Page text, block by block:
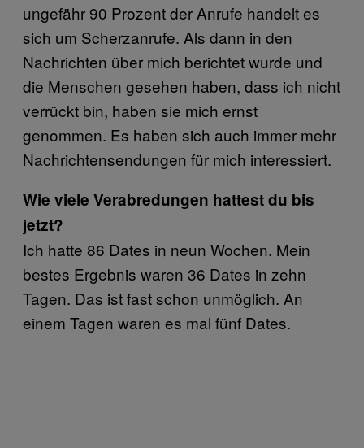
ungefähr 90 Prozent der Anrufe handelt es
sich um Scherzanrufe. Als dann in den
Nachrichten über mich berichtet wurde und
die Menschen gesehen haben, dass ich nicht
verrückt bin, haben sie mich ernst
genommen. Es haben sich auch immer mehr
Nachrichtensendungen für mich interessiert.
Wie viele Verabredungen hattest du bis
jetzt?
Ich hatte 86 Dates in neun Wochen. Mein
bestes Ergebnis waren 36 Dates in zehn
Tagen. Das ist fast schon unmöglich. An
einem Tagen waren es mal fünf Dates.